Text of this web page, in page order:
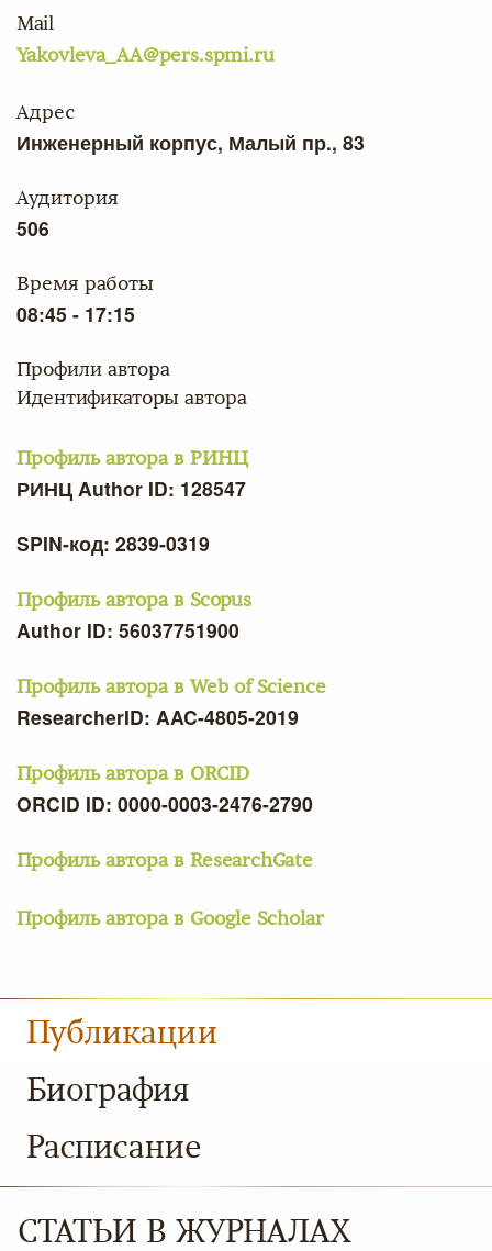
Mail
Yakovleva_AA@pers.spmi.ru
Адрес
Инженерный корпус, Малый пр., 83
Аудитория
506
Время работы
08:45 - 17:15
Профили автора
Идентификаторы автора
Профиль автора в РИНЦ
РИНЦ Author ID: 128547
SPIN-код: 2839-0319
Профиль автора в Scopus
Author ID: 56037751900
Профиль автора в Web of Science
ResearcherID: AAC-4805-2019
Профиль автора в ORCID
ORCID ID: 0000-0003-2476-2790
Профиль автора в ResearchGate
Профиль автора в Google Scholar
Публикации
Биография
Расписание
СТАТЬИ В ЖУРНАЛАХ